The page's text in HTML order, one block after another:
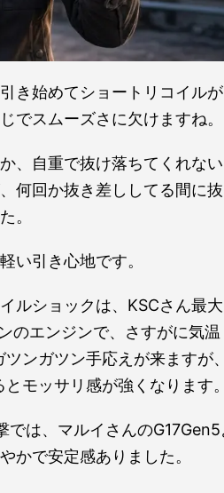
き始めてショートリコイルが
でスムーズさに欠けますね。
、自重で抜け落ちてくれない
何回か抜き差ししてる間に抜
。
い引き心地です。
ルショックは、KSCさん最大
のエンジンで、さすがに気温
ンガツン手応えが来ますが
モッサリ感が強くなります
では、マルイさんのG17Gen5
かで安定感ありました。